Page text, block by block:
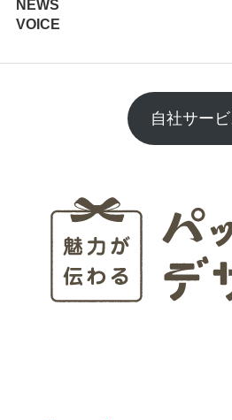
NEWS
VOICE
自社サービ